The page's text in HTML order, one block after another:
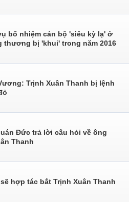
bổ nhiệm cán bộ 'siêu kỳ lạ' ở
thương bị 'khui' trong năm 2016
Trịnh Xuân Thanh bị lệnh
Đức trả lời câu hỏi về ông
Thanh
hợp tác bắt Trịnh Xuân Thanh